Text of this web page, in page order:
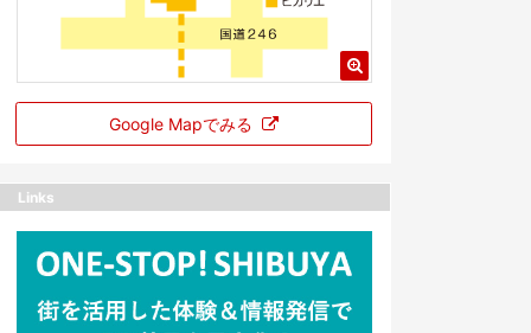
Google Mapでみる
Links